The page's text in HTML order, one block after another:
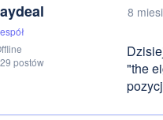
postów
8
"the